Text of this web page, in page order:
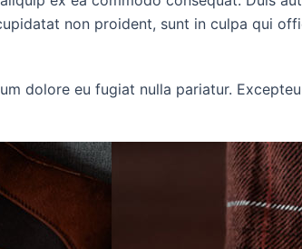
non proident, sunt in culpa qui
dolore eu fugiat nulla pariatur.